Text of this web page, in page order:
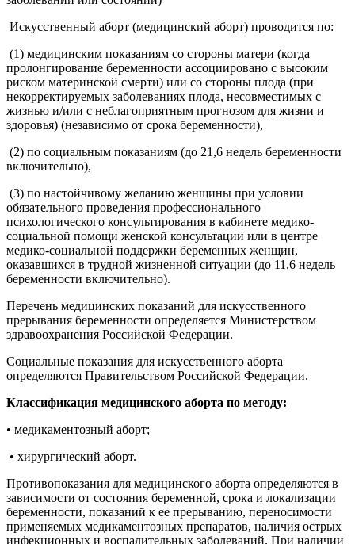
Искусственный аборт (медицинский аборт) проводится по:
(1) медицинским показаниям со стороны матери (когда
пролонгирование беременности ассоциировано с высоким
риском материнской смерти) или со стороны плода (при
некорректируемых заболеваниях плода, несовместимых с
жизнью и/или с неблагоприятным прогнозом для жизни и
здоровья) (независимо от срока беременности),
(2) по социальным показаниям (до 21,6 недель беременности
включительно),
(3) по настойчивому желанию женщины при условии
обязательного проведения профессионального
психологического консультирования в кабинете медико-
социальной помощи женской консультации или в центре
медико-социальной поддержки беременных женщин,
оказавшихся в трудной жизненной ситуации (до 11,6 недель
беременности включительно).
Перечень медицинских показаний для искусственного
прерывания беременности определяется Министерством
здравоохранения Российской Федерации.
Социальные показания для искусственного аборта
определяются Правительством Российской Федерации.
Классификация медицинского аборта по методу:
• медикаментозный аборт;
• хирургический аборт.
Противопоказания для медицинского аборта определяются в
зависимости от состояния беременной, срока и локализации
беременности, показаний к ее прерыванию, переносимости
применяемых медикаментозных препаратов, наличия острых
инфекционных и воспалительных заболеваний. При наличии